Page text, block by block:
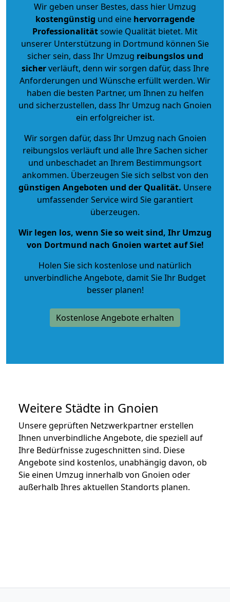
Wir geben unser Bestes, dass hier Umzug
kostengünstig und eine hervorragende
Professionalitätsowie Qualität bietet. Mit
unserer Unterstützung in Dortmund können Sie
sicher sein, dass Ihr Umzug reibungslos und
sicherverläuft, denn wir sorgen dafür, dass Ihre
Anforderungen und Wünsche erfüllt werden. Wir
haben die besten Partner, um Ihnen zu helfen
und sicherzustellen, dass Ihr Umzug nach Gnoien
ein erfolgreicher ist.
Wir sorgen dafür, dass Ihr Umzug nach Gnoien
reibungslos verläuft und alle Ihre Sachen sicher
und unbeschadet an Ihrem Bestimmungsort
ankommen. Überzeugen Sie sich selbst von den
günstigen Angeboten und der Qualität. Unsere
umfassender Service wird Sie garantiert
überzeugen.
Wir legen los, wenn Sie so weit sind, Ihr Umzug
von Dortmund nach Gnoien wartet auf Sie!
Holen Sie sich kostenlose und natürlich
unverbindliche Angebote, damit Sie Ihr Budget
besser planen!
Kostenlose Angebote erhalten
Weitere Städte in Gnoien
Unsere geprüften Netzwerkpartner erstellen
Ihnen unverbindliche Angebote, die speziell auf
Ihre Bedürfnisse zugeschnitten sind. Diese
Angebote sind kostenlos, unabhängig davon, ob
Sie einen Umzug innerhalb von Gnoien oder
außerhalb Ihres aktuellen Standorts planen.